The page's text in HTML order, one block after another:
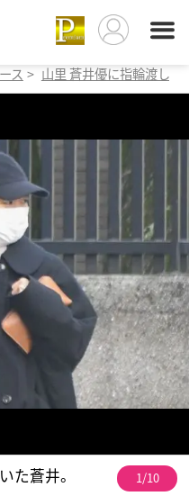
ス > 山里 蒼井優に指輪渡し
た蒼井。 1/10